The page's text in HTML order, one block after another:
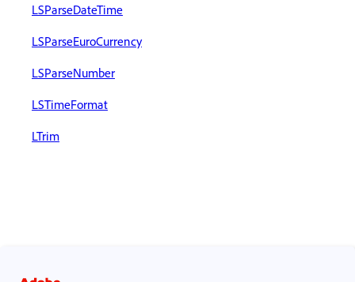
LSParseDateTime
LSParseEuroCurrency
LSParseNumber
LSTimeFormat
LTrim